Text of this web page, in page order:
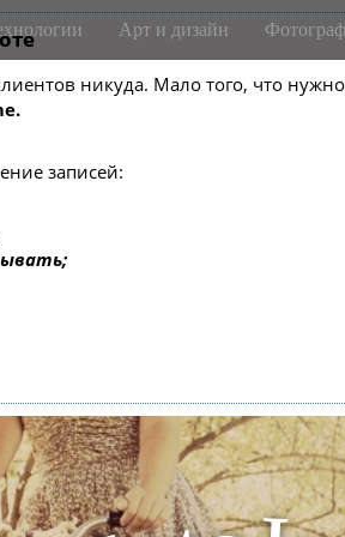
никуда. Мало того, что
записей:
Арт и дизайн